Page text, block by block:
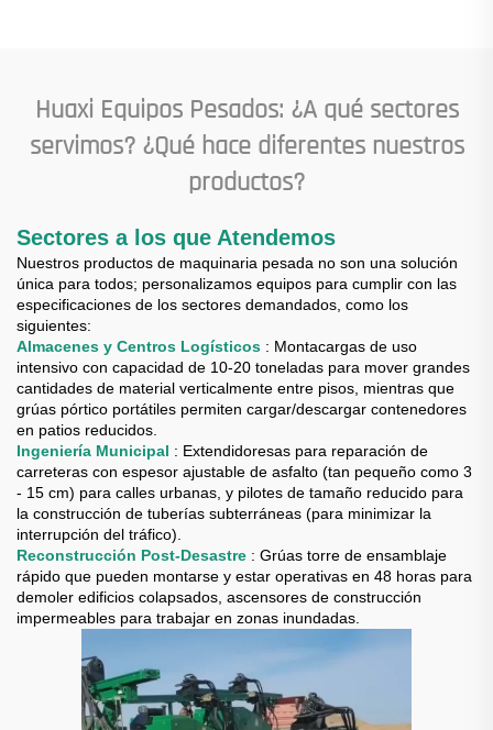
Huaxi Equipos Pesados: ¿A qué sectores
servimos? ¿Qué hace diferentes nuestros
productos?
Sectores a los que Atendemos
Nuestros productos de maquinaria pesada no son una solución
única para todos; personalizamos equipos para cumplir con las
especificaciones de los sectores demandados, como los
siguientes:
Almacenes y Centros Logísticos : Montacargas de uso
intensivo con capacidad de 10-20 toneladas para mover grandes
cantidades de material verticalmente entre pisos, mientras que
grúas pórtico portátiles permiten cargar/descargar contenedores
en patios reducidos.
Ingeniería Municipal : Extendidoresas para reparación de
carreteras con espesor ajustable de asfalto (tan pequeño como 3
- 15 cm) para calles urbanas, y pilotes de tamaño reducido para
la construcción de tuberías subterráneas (para minimizar la
interrupción del tráfico).
Reconstrucción Post-Desastre : Grúas torre de ensamblaje
rápido que pueden montarse y estar operativas en 48 horas para
demoler edificios colapsados, ascensores de construcción
impermeables para trabajar en zonas inundadas.